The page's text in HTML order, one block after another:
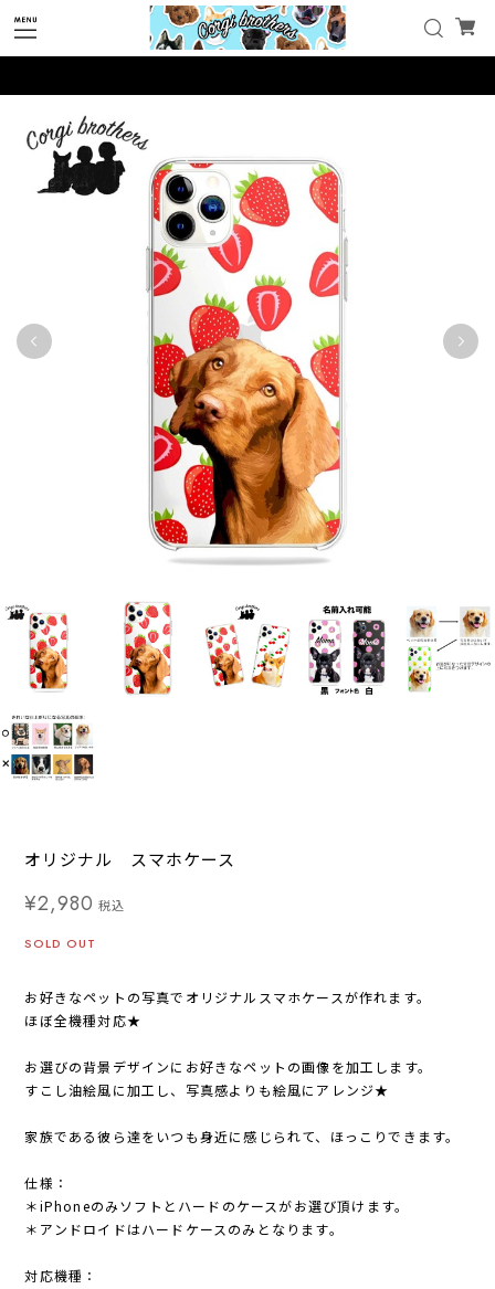
オリジナル スマホケース
¥2,980 税込
SOLD OUT
お好きなペットの写真でオリジナルスマホケースが作れます。
ほぼ全機種対応★
お選びの背景デザインにお好きなペットの画像を加工します。
すこし油絵風に加工し、写真感よりも絵風にアレンジ★
家族である彼ら達をいつも身近に感じられて、ほっこりできます。
仕様：
＊iPhoneのみソフトとハードのケースがお選び頂けます。
＊アンドロイドはハードケースのみとなります。
対応機種：